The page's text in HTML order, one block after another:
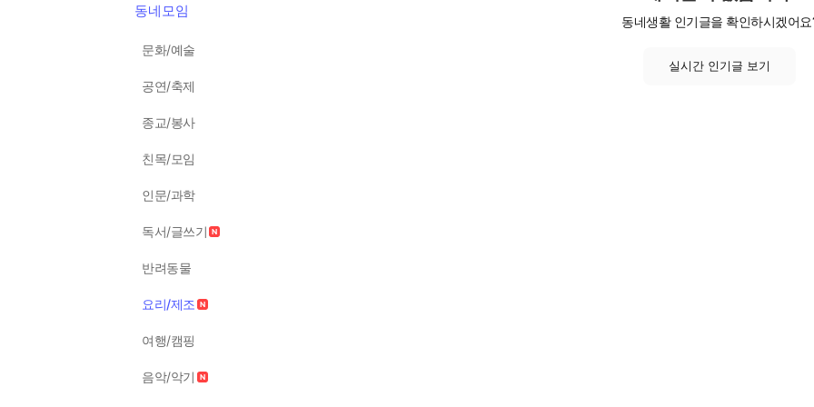
동네모임
문화/예술
공연/축제
종교/봉사
친목/모임
인문/과학
독서/글쓰기
반려동물
요리/제조
여행/캠핑
음악/악기
동네생활 인기글을 확인하시겠어요
실시간 인기글 보기